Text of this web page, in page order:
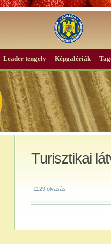
Leader tengely Képgalériák
Turisztikai
1129 olvasás